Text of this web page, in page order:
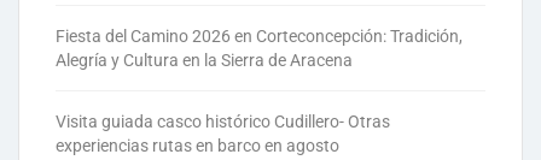
Fiesta del Camino 2026 en Corteconcepción: Tradición,
Alegría y Cultura en la Sierra de Aracena
Visita guiada casco histórico Cudillero- Otras
experiencias rutas en barco en agosto